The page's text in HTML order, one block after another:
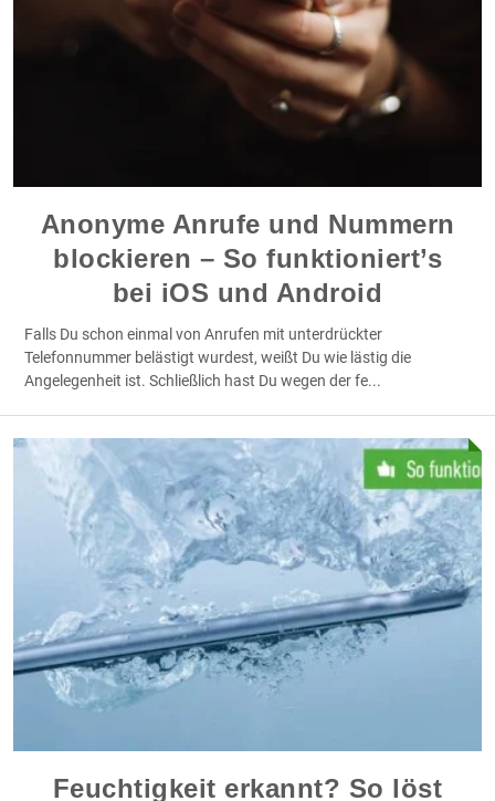
Anonyme Anrufe und Nummern
blockieren – So funktioniert’s
bei iOS und Android
Falls Du schon einmal von Anrufen mit unterdrückter
Telefonnummer belästigt wurdest, weißt Du wie lästig die
Angelegenheit ist. Schließlich hast Du wegen der fe...
Feuchtigkeit erkannt? So löst